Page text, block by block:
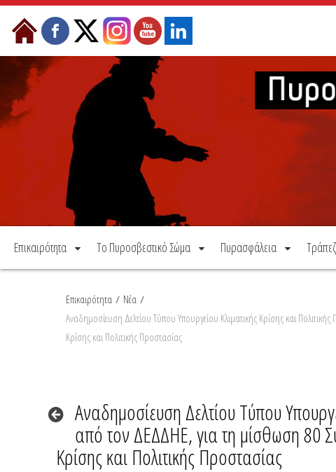
Μετάβαση στο περιεχόμενο
Επικαιρότητα Το Πυροσβεστικό Σώμα Πυρασφάλεια
Επικαιρότητα / Νέα /
Αναδημοσίευση Δελτίου Τύπου Υπουργείου Κλιματικής Κρίσης και
Κρίσης και Πολιτικής Προστασίας
Αναδημοσίευση Δελτίου Τύπου
από τον ΔΕΔΔΗΕ, για τη μίσθωση 80
Κρίσης και Πολιτικής Προστασίας